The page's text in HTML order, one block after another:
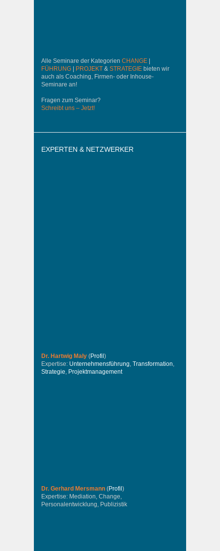
Alle Seminare der Kategorien CHANGE
FÜHRUNG
PROJEKT & STRATEGIE bieten wir
auch als Coaching, Firmen- oder Inhouse-
Seminare an!
Fragen zum Seminar?
Schreibt uns – Jetzt!
EXPERTEN & NETZWERKER
Dr. Hartwig Maly (Profil )
Expertise: Unternehmensführung, Transformation,
Strategie, Projektmanagement
Dr. Gerhard Mersmann (Profil )
Expertise: Mediation, Change,
Personalentwicklung, Publizistik